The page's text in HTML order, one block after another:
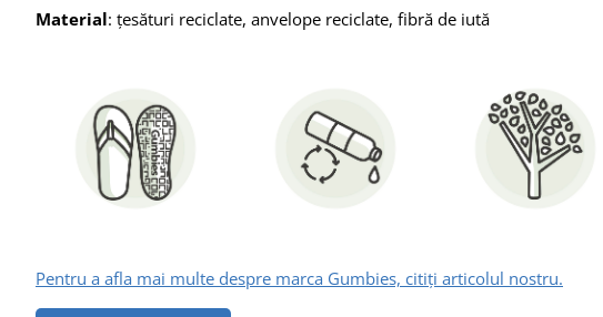
Material: țesături reciclate, anvelope reciclate, fibră de iută
Pentru a afla mai multe despre marca Gumbies, citiți articolul nostru.